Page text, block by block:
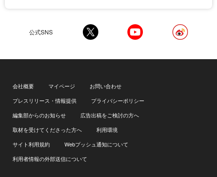
公式SNS
会社概要 マイページ
お問い合わせ
プレスリリース・情報提供
プライバシーポリシー
編集部からのお知らせ
広告出稿をご検討の方へ
取材を受けてくださった方へ
利用環境
サイト利用規約
Webプッシュ通知について
利用者情報の外部送信について